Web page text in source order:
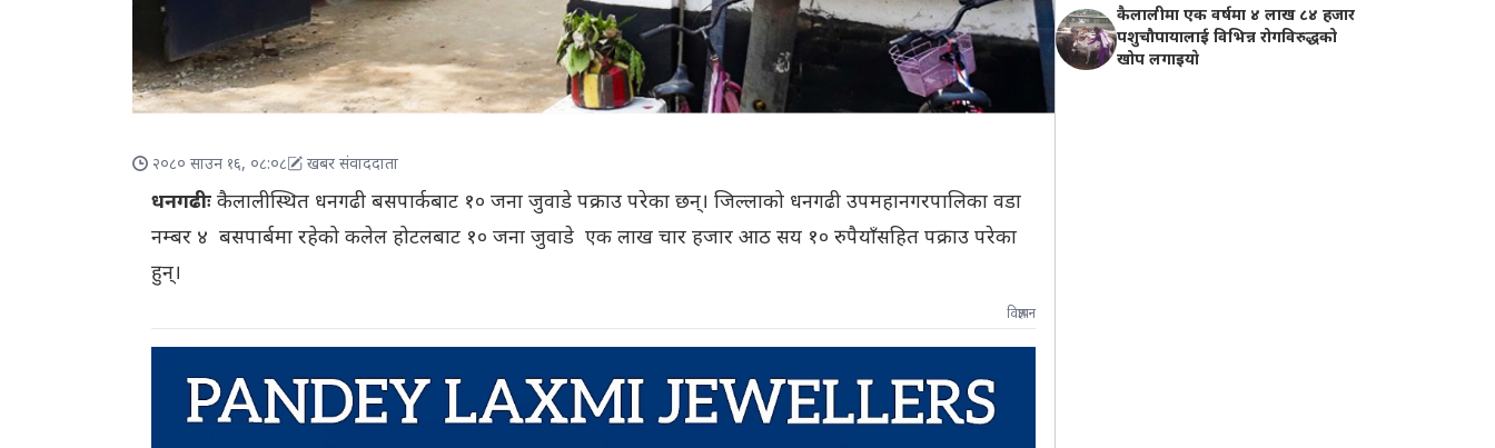
२०८० साउन १६, ०८:०८ खबर संवाददाता
धनगढीःकैलालीस्थित धनगढी बसपार्कबाट १० जना जुवाडे पक्राउ परेका छन्। जिल्लाको धनगढी उपमहानगरपालिका वडा
नम्बर ४ बसपार्बमा रहेको कलेल होटलबाट १० जना जुवाडे एक लाख चार हजार आठ सय १० रुपैयाँसहित पक्राउ परेका
हुन्।
विज्ञापन
कैलालीमा एक वर्षमा ४ लाख ८४ हजार
पशुचौपायालाई विभिन्न रोगविरुद्धको
खोप लगाइयाे